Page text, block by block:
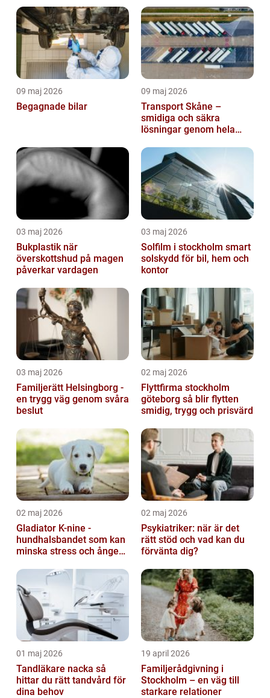
09 maj 2026
Begagnade bilar
09 maj 2026
Transport Skåne –
smidiga och säkra
lösningar genom hela
03 maj 2026
Bukplastik när
överskottshud på magen
påverkar vardagen
03 maj 2026
Solfilm i stockholm smart
solskydd för bil, hem och
kontor
03 maj 2026
Familjerätt Helsingborg -
en trygg väg genom svåra
beslut
02 maj 2026
Flyttfirma stockholm
göteborg så blir flytten
smidig, trygg och prisvärd
02 maj 2026
Gladiator K-nine -
hundhalsbandet som kan
minska stress och ångest
02 maj 2026
Psykiatriker: när är det
rätt stöd och vad kan du
förvänta dig?
01 maj 2026
Tandläkare nacka så
hittar du rätt tandvård för
dina behov
19 april 2026
Familjerådgivning i
Stockholm – en väg till
starkare relationer